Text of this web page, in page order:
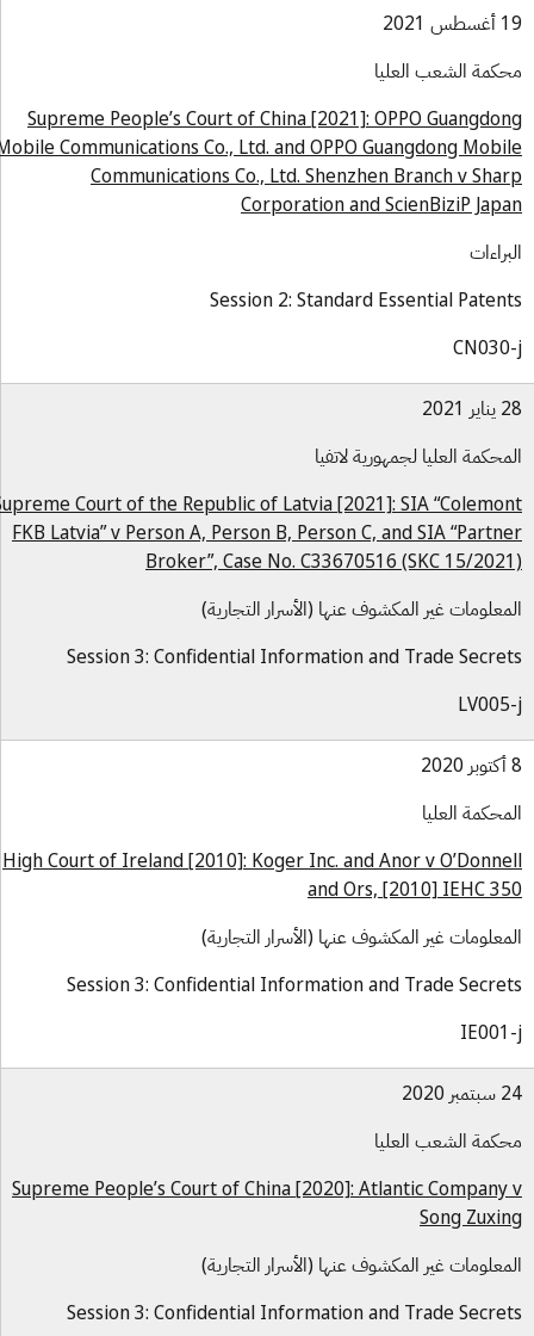
الشعب العليا
Supreme People’s Court of China [2021]: OPPO
Mobile Communications Co., Ltd. and OPPO Guangdong
Communications Co., Ltd. Shenzhen Branch v
Corporation and ScienBiziP
Session 2: Standard Essential
العليا لجمهورية لاتفيا
Supreme Court of the Republic of Latvia [2021]: SIA
FKB Latvia” v Person A, Person B, Person C, and SIA
Broker”, Case No. C33670516 (SKC 15/
غير المكشوف عنها (الأسرار التجارية)
Session 3: Confidential Information and Trade
العليا
High Court of Ireland [2010]: Koger Inc. and Anor v
and Ors, [2010] IEHC
غير المكشوف عنها (الأسرار التجارية)
Session 3: Confidential Information and Trade
الشعب العليا
Supreme People’s Court of China [2020]: Atlantic
Song
غير المكشوف عنها (الأسرار التجارية)
Session 3: Confidential Information and Trade